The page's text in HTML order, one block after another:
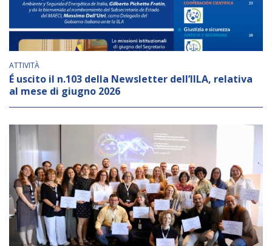
ATTIVITÀ
É uscito il n.103 della Newsletter dell’IILA, relativa
al mese di giugno 2026